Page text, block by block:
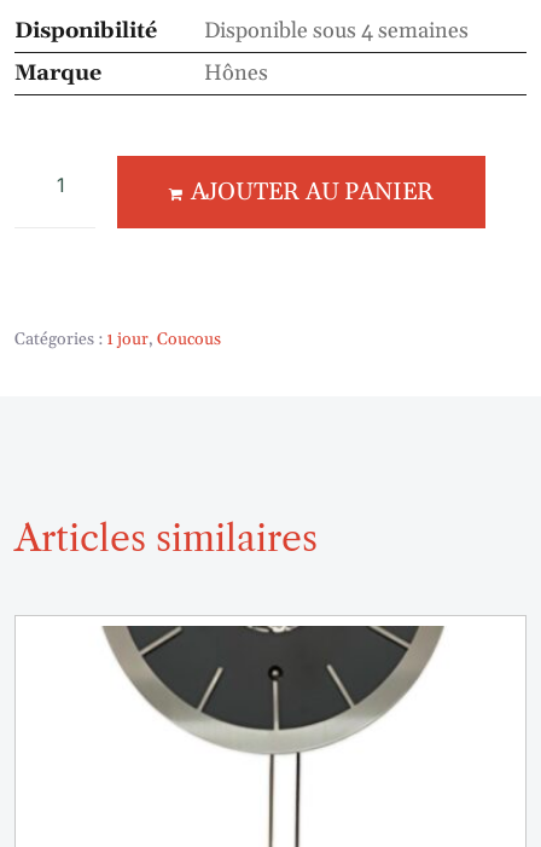
Disponibilité
Disponible sous 4 semaines
Marque
Hônes
AJOUTER AU PANIER
Catégories : 1 jour, Coucous
Articles similaires